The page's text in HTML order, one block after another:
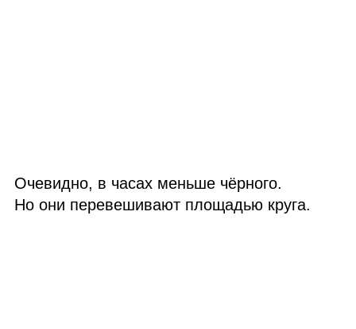
Очевидно, в часах меньше чёрного.
Но они перевешивают площадью круга.